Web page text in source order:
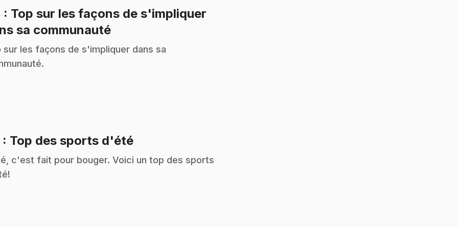
: Top sur les façons de s'impliquer
sa communauté.
sur les façons de s'impliquer dans sa
: Top des sports d'été.
c'est fait pour bouger. Voici un top des sports